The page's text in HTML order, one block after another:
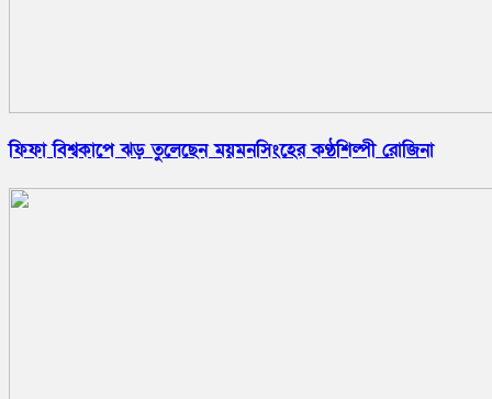
ফিফা বিশ্বকাপে ঝড় তুলেছেন ময়মনসিংহের কণ্ঠশিল্পী রোজিনা